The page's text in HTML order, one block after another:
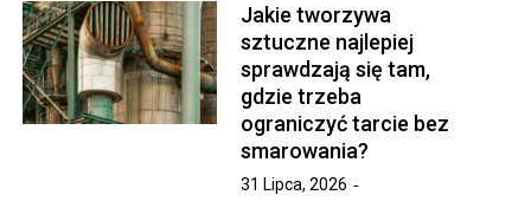
Jakie tworzywa
sztuczne najlepiej
sprawdzają się tam,
gdzie trzeba
ograniczyć tarcie bez
smarowania?
31 Lipca, 2026